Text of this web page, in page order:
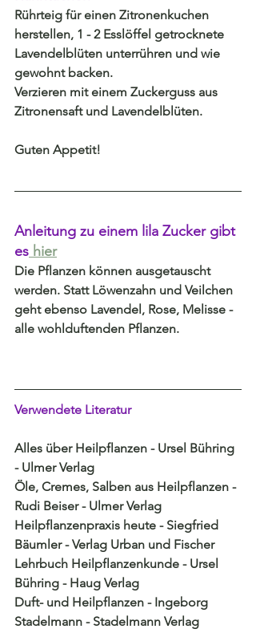
Rührteig für einen Zitronenkuchen
herstellen, 1 - 2 Esslöffel getrocknete
Lavendelblüten unterrühren und wie
gewohnt backen.
Verzieren mit einem Zuckerguss aus
Zitronensaft und Lavendelblüten.
Guten Appetit!
Anleitung zu einem lila Zucker gibt
es hier
Die Pflanzen können ausgetauscht
werden. Statt Löwenzahn und Veilchen
geht ebenso Lavendel, Rose, Melisse -
alle wohlduftenden Pflanzen.
Verwendete Literatur
Alles über Heilpflanzen - Ursel Bühring
- Ulmer Verlag
Öle, Cremes, Salben aus Heilpflanzen -
Rudi Beiser - Ulmer Verlag
Heilpflanzenpraxis heute - Siegfried
Bäumler - Verlag Urban und Fischer
Lehrbuch Heilpflanzenkunde - Ursel
Bühring - Haug Verlag
Duft- und Heilpflanzen - Ingeborg
Stadelmann - Stadelmann Verlag